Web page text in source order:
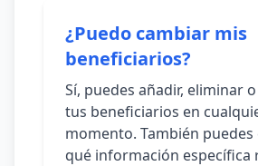
¿Puedo cambiar mis
beneficiarios?
Sí, puedes añadir, eliminar
tus beneficiarios en
momento. También
qué información específica